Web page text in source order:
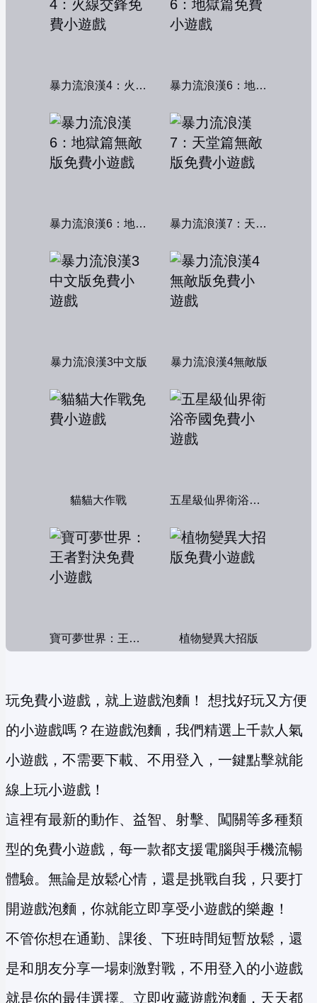
暴力流浪漢4：火線交鋒 暴力流浪漢6：地獄篇
暴力流浪漢6：地獄篇無敵版 暴力流浪漢7：天堂篇無敵版
暴力流浪漢3中文版 暴力流浪漢4無敵版
貓貓大作戰 五星級仙界衛浴帝國
寶可夢世界：王者對決 植物變異大招版
玩免費小遊戲，就上遊戲泡麵！ 想找好玩又方便
的小遊戲嗎？在遊戲泡麵，我們精選上千款人氣
小遊戲，不需要下載、不用登入，一鍵點擊就能
線上玩小遊戲！
這裡有最新的動作、益智、射擊、闖關等多種類
型的免費小遊戲，每一款都支援電腦與手機流暢
體驗。無論是放鬆心情，還是挑戰自我，只要打
開遊戲泡麵，你就能立即享受小遊戲的樂趣！
不管你想在通勤、課後、下班時間短暫放鬆，還
是和朋友分享一場刺激對戰，不用登入的小遊戲
就是你的最佳選擇。立即收藏遊戲泡麵，天天都